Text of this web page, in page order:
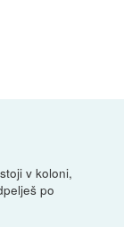
v koloni,
po